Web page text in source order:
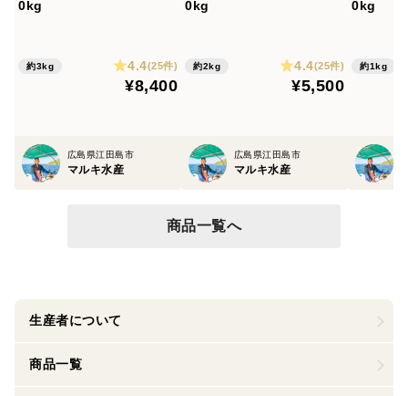
0kg
約3kg 4.4(25件)
¥8,400
広島県江田島市
マルキ水産
0kg
約2kg 4.4(25件)
¥5,500
広島県江田島市
マルキ水産
0kg
約1kg
商品一覧へ
生産者について
商品一覧